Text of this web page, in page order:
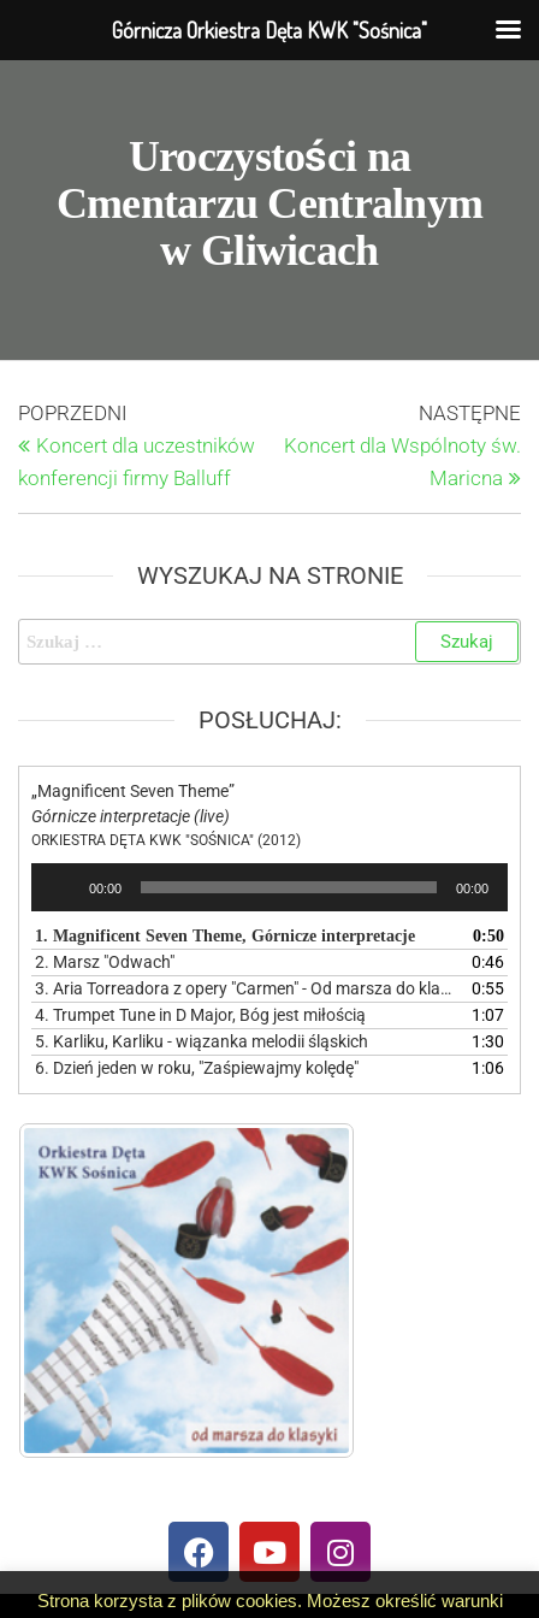
Uroczystości na
Cmentarzu Centralnym
w Gliwicach
POPRZEDNI
Koncert dla uczestników
konferencji firmy Balluff
NASTĘPNE
Koncert dla Wspólnoty św.
Maricna
WYSZUKAJ NA STRONIE
POSŁUCHAJ:
„Magnificent Seven Theme”
Górnicze interpretacje (live)
ORKIESTRA DĘTA KWK "SOŚNICA" (2012)
00:00 00:00
1. Magnificent Seven Theme, Górnicze interpretacje 0:50
2. Marsz "Odwach"
0:46
3. Aria Torreadora z opery "Carmen" - Od marsza do klasyki
0:55
4. Trumpet Tune in D Major, Bóg jest miłością
1:07
5. Karliku, Karliku - wiązanka melodii śląskich
1:30
6. Dzień jeden w roku, "Zaśpiewajmy kolędę"
1:06
Strona korzysta z plików cookies. Możesz określić warunki
Górnicza Orkiestra Dęta KWK "Sośnica"